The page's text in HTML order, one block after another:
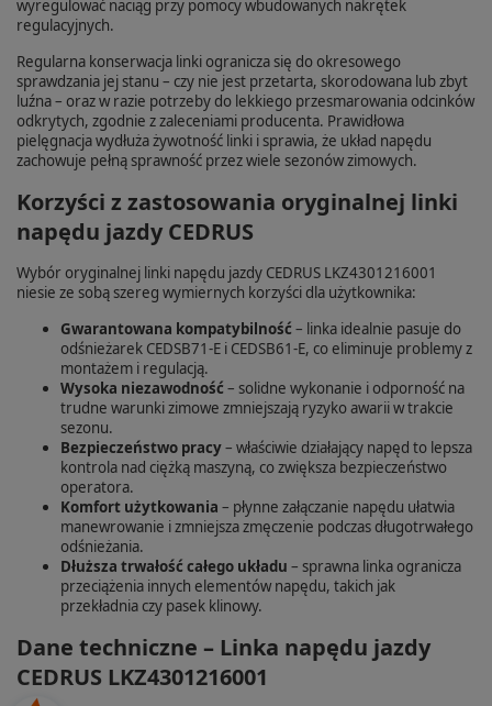
wyregulować naciąg przy pomocy wbudowanych nakrętek
regulacyjnych.
Regularna konserwacja linki ogranicza się do okresowego
sprawdzania jej stanu – czy nie jest przetarta, skorodowana lub zbyt
luźna – oraz w razie potrzeby do lekkiego przesmarowania odcinków
odkrytych, zgodnie z zaleceniami producenta. Prawidłowa
pielęgnacja wydłuża żywotność linki i sprawia, że układ napędu
zachowuje pełną sprawność przez wiele sezonów zimowych.
Korzyści z zastosowania oryginalnej linki
napędu jazdy CEDRUS
Wybór oryginalnej linki napędu jazdy CEDRUS LKZ4301216001
niesie ze sobą szereg wymiernych korzyści dla użytkownika:
Gwarantowana kompatybilność – linka idealnie pasuje do
odśnieżarek CEDSB71-E i CEDSB61-E, co eliminuje problemy z
montażem i regulacją.
Wysoka niezawodność – solidne wykonanie i odporność na
trudne warunki zimowe zmniejszają ryzyko awarii w trakcie
sezonu.
Bezpieczeństwo pracy– właściwie działający napęd to lepsza
kontrola nad ciężką maszyną, co zwiększa bezpieczeństwo
operatora.
Komfort użytkowania – płynne załączanie napędu ułatwia
manewrowanie i zmniejsza zmęczenie podczas długotrwałego
odśnieżania.
Dłuższa trwałość całego układu – sprawna linka ogranicza
przeciążenia innych elementów napędu, takich jak
przekładnia czy pasek klinowy.
Dane techniczne – Linka napędu jazdy
CEDRUS LKZ4301216001